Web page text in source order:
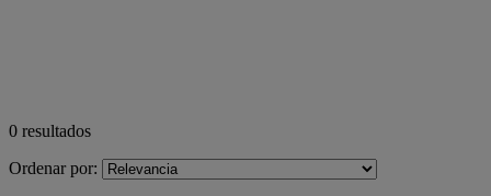
0 resultados
Ordenar por: